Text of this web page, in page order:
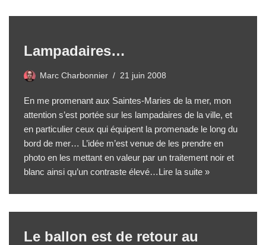
Lampadaires…
Marc Charbonnier 21 juin 2008
En me promenant aux Saintes-Maries de la mer, mon
attention s’est portée sur les lampadaires de la ville, et
en particulier ceux qui équipent la promenade le long du
bord de mer… L’idée m’est venue de les prendre en
photo en les mettant en valeur par un traitement noir et
blanc ainsi qu’un contraste élevé…Lire la suite »
Le ballon est de retour au